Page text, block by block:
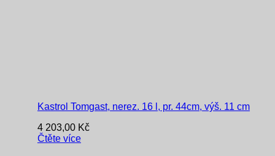
Kastrol Tomgast, nerez. 16 l, pr. 44cm, výš. 11 cm
4 203,00 Kč
Čtěte více